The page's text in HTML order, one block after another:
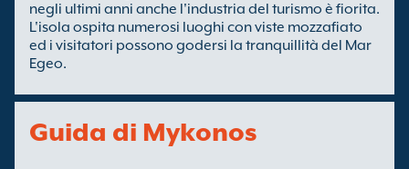
negli ultimi anni anche l'industria del turismo è fiorita.
L'isola ospita numerosi luoghi con viste mozzafiato
ed i visitatori possono godersi la tranquillità del Mar
Egeo.
Guida di Mykonos